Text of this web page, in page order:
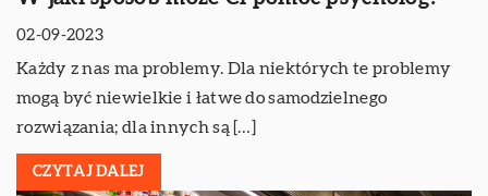
02-09-2023
Każdy z nas ma problemy. Dla niektórych te problemy
mogą być niewielkie i łatwe do samodzielnego
rozwiązania; dla innych są […]
CZYTAJ DALEJ